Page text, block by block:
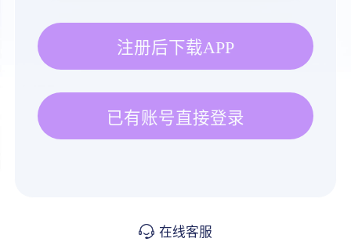
注册后下载APP
已有账号直接登录
在线客服